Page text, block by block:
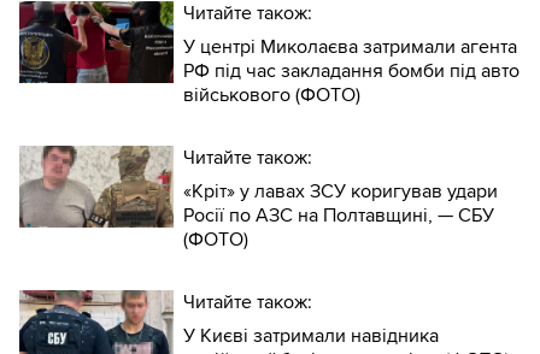
Читайте також:
У центрі Миколаєва затримали агента
РФ під час закладання бомби під авто
військового (ФОТО)
Читайте також:
«Кріт» у лавах ЗСУ коригував удари
Росії по АЗС на Полтавщині, — СБУ
(ФОТО)
Читайте також:
У Києві затримали навідника